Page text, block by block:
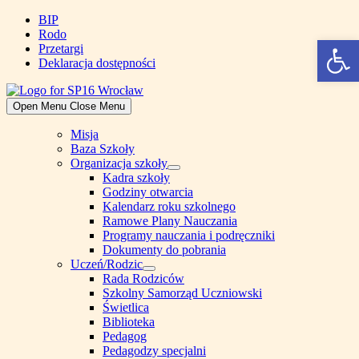
Skip
content
BIP
Rodo
Przetargi
Deklaracja dostępności
Open Menu Close Menu
Misja
Baza Szkoły
Organizacja szkoły
Show
sub
menu
Kadra szkoły
Godziny otwarcia
Kalendarz roku szkolnego
Ramowe Plany Nauczania
Programy nauczania i podręczniki
Dokumenty do pobrania
Uczeń/Rodzic
Show
sub
menu
Rada Rodziców
Szkolny Samorząd Uczniowski
Świetlica
Biblioteka
Pedagog
Pedagodzy specjalni